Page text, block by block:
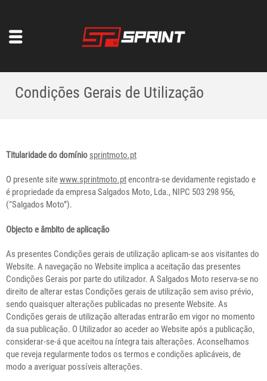
Condições Gerais de Utilização
Titularidade do domínio sprintmoto.pt
O presente sitewww.sprintmoto.ptencontra-se devidamente registado e
é propriedade da empresa Salgados Moto, Lda., NIPC 503 298 956,
(“Salgados Moto”).
Objecto e âmbito de aplicação
As presentes Condições gerais de utilização aplicam-se aos visitantes do
Website. A navegação no Website implica a aceitação das presentes
Condições Gerais por parte do utilizador. A Salgados Moto reserva-se no
direito de alterar estas Condições gerais de utilização sem aviso prévio,
sendo quaisquer alterações publicadas no presente Website. As
Condições gerais de utilização alteradas entrarão em vigor no momento
da sua publicação. O Utilizador ao aceder ao Website após a publicação,
considerar-se-á que aceitou na íntegra tais alterações. Aconselhamos
que reveja regularmente todos os termos e condições aplicáveis, de
modo a averiguar possíveis alterações.